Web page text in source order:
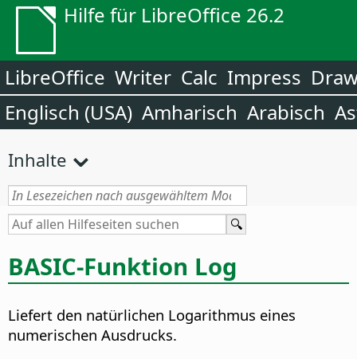
Hilfe für LibreOffice 26.2
LibreOffice Writer Calc Impress
Englisch (USA) Amharisch Arabisch
Inhalte
BASIC-Funktion Log
Liefert den natürlichen Logarithmus eines
numerischen Ausdrucks.